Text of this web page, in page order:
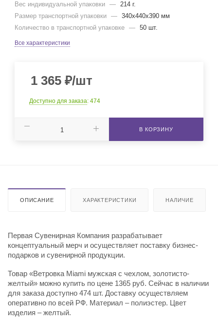
Вес индивидуальной упаковки — 214 г.
Размер транспортной упаковки — 340x440x390 мм
Количество в транспортной упаковке — 50 шт.
Все характеристики
1 365 ₽/шт
Доступно для заказа: 474
В КОРЗИНУ
ОПИСАНИЕ ХАРАКТЕРИСТИКИ НАЛИЧИЕ
Первая Сувенирная Компания разрабатывает
концептуальный мерч и осуществляет поставку бизнес-
подарков и сувенирной продукции.
Товар «Ветровка Miami мужская с чехлом, золотисто-
желтый» можно купить по цене 1365 руб. Сейчас в наличии
для заказа доступно 474 шт. Доставку осуществляем
оперативно по всей РФ. Материал – полиэстер. Цвет
изделия – желтый.